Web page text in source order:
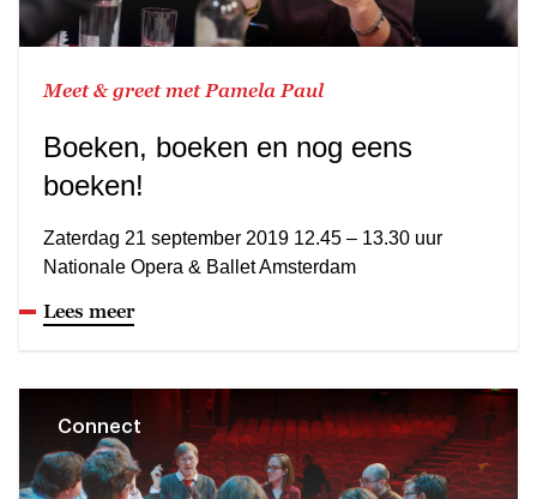
Meet & greet met Pamela Paul
Boeken, boeken en nog eens
boeken!
Zaterdag 21 september 2019 12.45 – 13.30 uur
Nationale Opera & Ballet Amsterdam
Lees meer
Connect